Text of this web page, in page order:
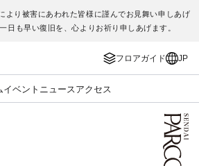
より被害にあわれた皆様に謹んでお見舞い申しあげ
日も早い復旧を、心よりお祈り申しあげます。
フロアガイド JP
イベント ニュース アクセス
ス